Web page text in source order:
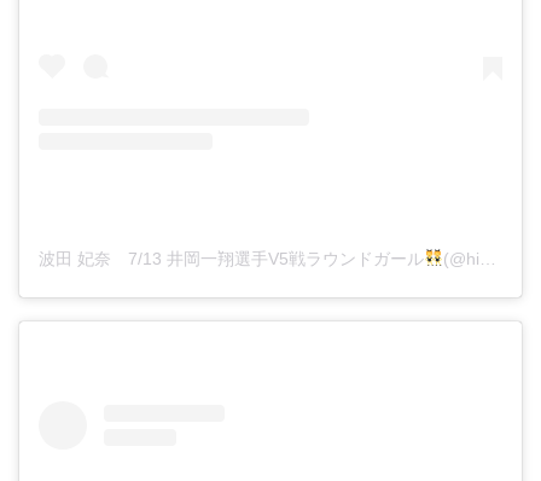
波田 妃奈 7/13 井岡一翔選手V5戦ラウンドガール (@hina__fitness)がシェアした投稿